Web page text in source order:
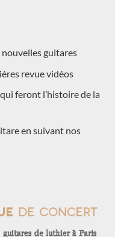
guitares
revue vidéos
feront l’histoire de la
en suivant nos